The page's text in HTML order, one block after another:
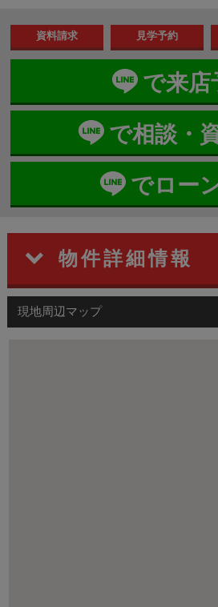
資料請求 見学予約
で来店
で相談・
でロー
物件詳細情報
現地周辺マップ